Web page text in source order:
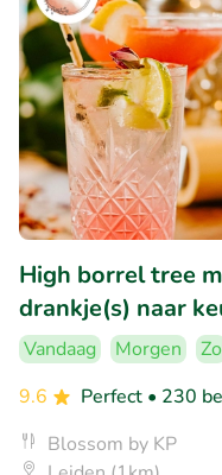
High borrel tree
drankje(s) naar
Vandaag Morgen Zo
9.6
Perfect • 230
Blossom by KP